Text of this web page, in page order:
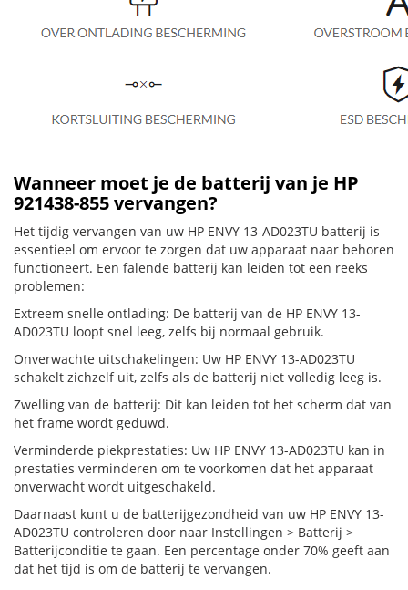
Wanneer moet je de batterij van je HP
921438-855 vervangen?
Het tijdig vervangen van uw HP ENVY 13-AD023TU batterij is
essentieel om ervoor te zorgen dat uw apparaat naar behoren
functioneert. Een falende batterij kan leiden tot een reeks
problemen:
Extreem snelle ontlading: De batterij van de HP ENVY 13-
AD023TU loopt snel leeg, zelfs bij normaal gebruik.
Onverwachte uitschakelingen: Uw HP ENVY 13-AD023TU
schakelt zichzelf uit, zelfs als de batterij niet volledig leeg is.
Zwelling van de batterij: Dit kan leiden tot het scherm dat van
het frame wordt geduwd.
Verminderde piekprestaties: Uw HP ENVY 13-AD023TU kan in
prestaties verminderen om te voorkomen dat het apparaat
onverwacht wordt uitgeschakeld.
Daarnaast kunt u de batterijgezondheid van uw HP ENVY 13-
AD023TU controleren door naar Instellingen > Batterij >
Batterijconditie te gaan. Een percentage onder 70% geeft aan
dat het tijd is om de batterij te vervangen.